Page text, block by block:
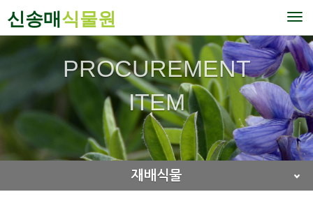
신송매 식물원
PROCUREMENT
ITEM
재배식물